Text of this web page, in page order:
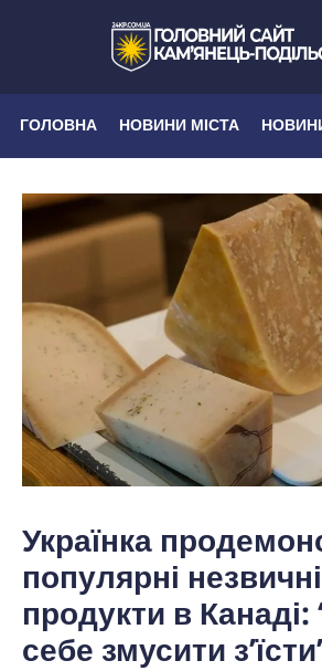
ГОЛОВНА НОВИНИ МІСТА
Українка
популярні незвичні
продукти в
себе змусити